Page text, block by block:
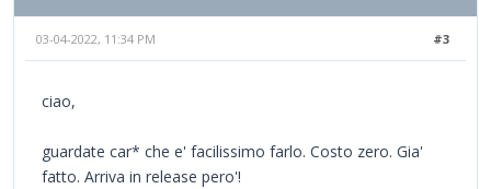
#3
03-04-2022, 11:34 PM
ciao,
guardate car* che e' facilissimo farlo. Costo zero. Gia'
fatto. Arriva in release pero'!